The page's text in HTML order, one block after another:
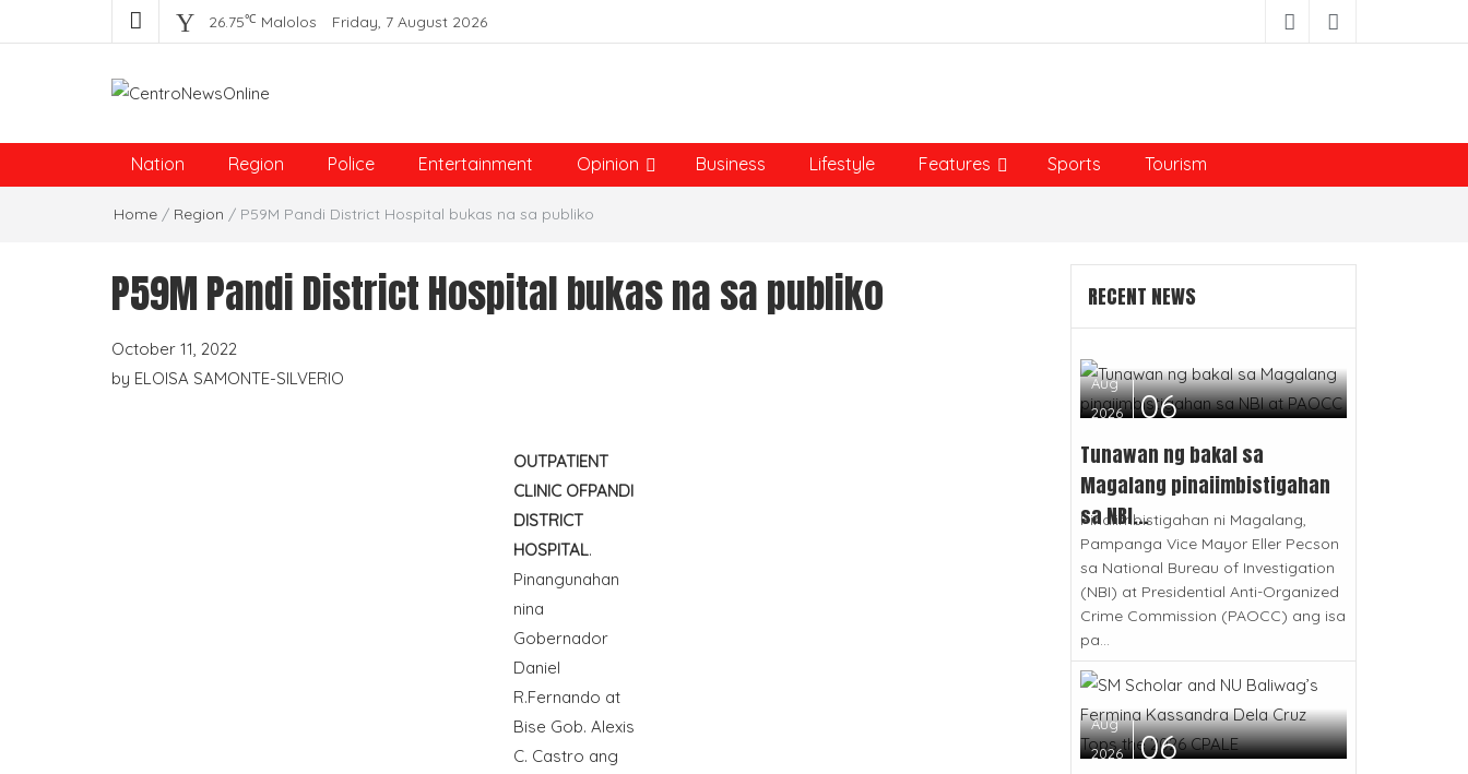
26.75℃ Malolos Friday, 7 August 2026
Centro News Online
Nation Region Police Entertainment Opinion Business Lifestyle Features Sports Tourism
Home / Region / P59M Pandi District Hospital bukas na sa publiko
P59M Pandi District Hospital bukas na sa publiko
October 11, 2022
by ELOISA SAMONTE-SILVERIO
OUTPATIENT
CLINIC OFPANDI
DISTRICT
HOSPITAL.
Pinangunahan
nina
Gobernador
Daniel
R.Fernando at
Bise Gob. Alexis
C. Castro ang
RECENT NEWS
Aug
2026
06
Tunawan ng bakal sa
Magalang pinaiimbistigahan
sa NBI...
Pinaiimbistigahan ni Magalang,
Pampanga Vice Mayor Eller Pecson
sa National Bureau of Investigation
(NBI) at Presidential Anti-Organized
Crime Commission (PAOCC) ang isa
pa...
Aug
2026
06